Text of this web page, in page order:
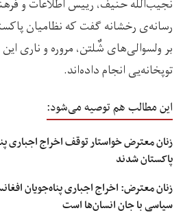
نجیب‌الله حنیف، رییس اطلاعات و
رسانه‌ی رخشانه گفت که نظامیان
بر ولسوالی‌های شٌلتن، مروره و ناری
توپخانه‌یی انجام داده‌اند.
این مطالب هم توصیه می‌شود:
زنان معترض خواستار توقف اخراج اجباری
پاکستان شدند
زنان معترض: اخراج اجباری پناه‌جویان
سیاسی با جان انسان‌ها است